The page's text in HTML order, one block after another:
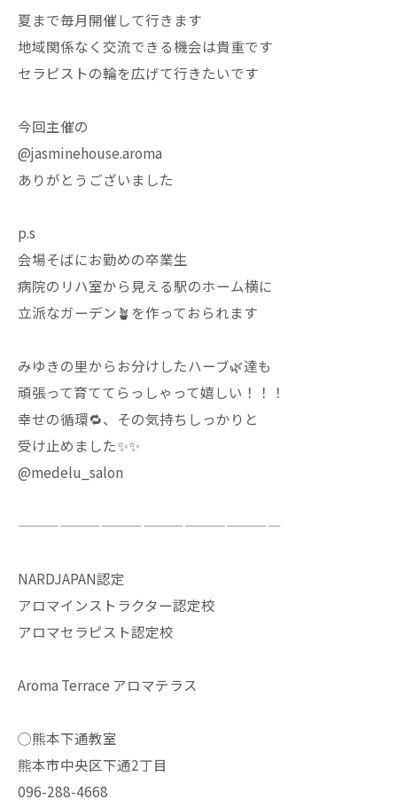
夏まで毎月開催して行きます
地域関係なく交流できる機会は貴重です
セラピストの輪を広げて行きたいです
今回主催の
@jasminehouse.aroma
ありがとうございました
p.s
会場そばにお勤めの卒業生
病院のリハ室から見える駅のホーム横に
立派なガーデン🪴を作っておられます
みゆきの里からお分けしたハーブ🌿達も
頑張って育ててらっしゃって嬉しい！！！
幸せの循環🔁、その気持ちしっかりと
受け止めました✨✨
@medelu_salon
———————————————————
NARDJAPAN認定
アロマインストラクター認定校
アロマセラピスト認定校
Aroma Terrace アロマテラス
◯熊本下通教室
熊本市中央区下通2丁目
096-288-4668